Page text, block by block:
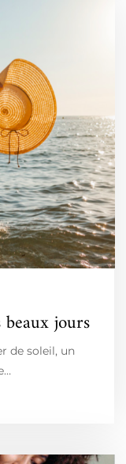
jours
de soleil, un